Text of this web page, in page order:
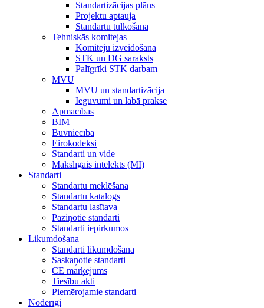
Standartizācijas plāns
Projektu aptauja
Standartu tulkošana
Tehniskās komitejas
Komiteju izveidošana
STK un DG saraksts
Palīgrīki STK darbam
MVU
MVU un standartizācija
Ieguvumi un labā prakse
Apmācības
BIM
Būvniecība
Eirokodeksi
Standarti un vide
Mākslīgais intelekts (MI)
Standarti
Standartu meklēšana
Standartu katalogs
Standartu lasītava
Paziņotie standarti
Standarti iepirkumos
Likumdošana
Standarti likumdošanā
Saskaņotie standarti
CE marķējums
Tiesību akti
Piemērojamie standarti
Noderīgi